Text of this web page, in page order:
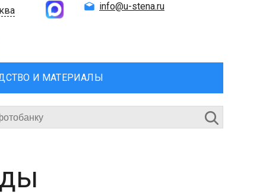
info@u-stena.ru
И МАТЕРИАЛЫ